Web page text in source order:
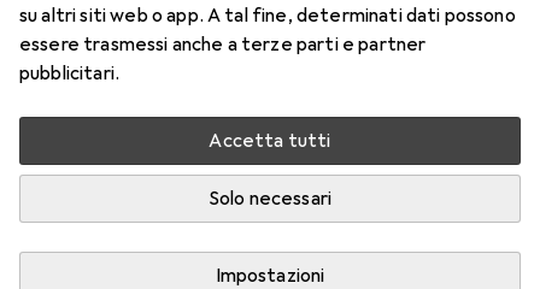
su altri siti web o app. A tal fine, determinati dati possono
essere trasmessi anche a terze parti e partner
pubblicitari.
Accetta tutti
Solo necessari
Impostazioni